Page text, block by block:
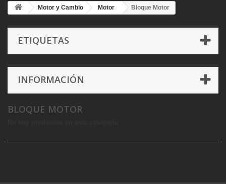
Motor y Cambio Motor Bloque Motor
ETIQUETAS
INFORMACIÓN
BLOQUE MOTOR